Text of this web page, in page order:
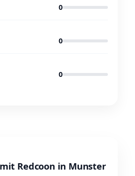
0
0
0
Redcoon in Munster